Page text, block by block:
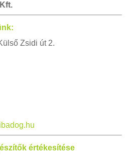
Zsidi út 2.
értékesítése